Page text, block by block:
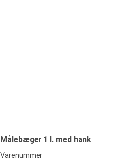
Målebæger 1 l. med hank
Varenummer